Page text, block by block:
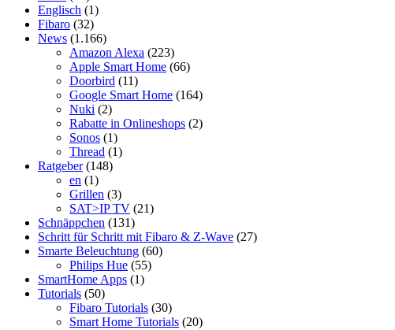
Englisch (1)
Fibaro (32)
News (1.166)
Amazon Alexa (223)
Apple Smart Home (66)
Doorbird (11)
Google Smart Home (164)
Nuki (2)
Rabatte in Onlineshops (2)
Sonos (1)
Thread (1)
Ratgeber(148)
en (1)
Grillen (3)
SAT>IP TV (21)
Schnäppchen (131)
Schritt für Schritt mit Fibaro & Z-Wave (27)
Smarte Beleuchtung (60)
Philips Hue (55)
SmartHome Apps (1)
Tutorials (50)
Fibaro Tutorials (30)
Smart Home Tutorials (20)